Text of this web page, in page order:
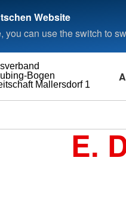
Website
you can use the switch to
Mallersdorf 1
Bogen
E.